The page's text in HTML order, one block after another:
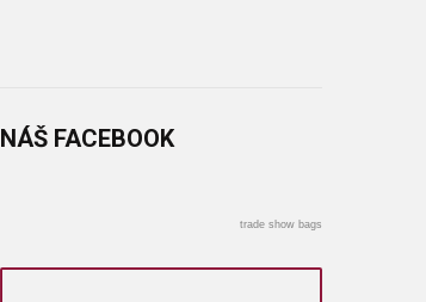
NÁŠ FACEBOOK
trade show bags